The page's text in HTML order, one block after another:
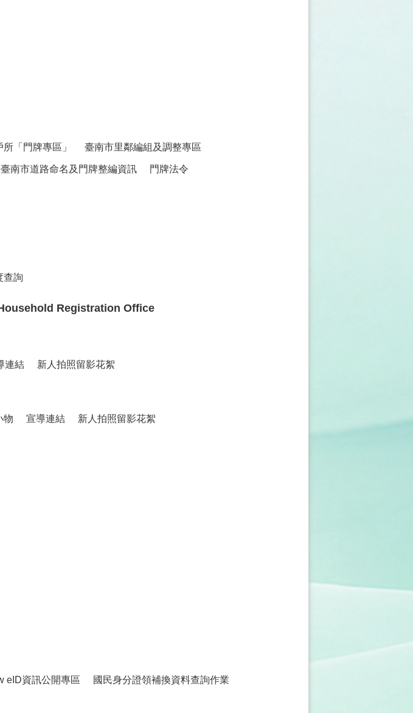
「門牌專區」 臺南市里鄰編組及調整專區
臺南市道路命名及門牌整編資訊 門牌法令
查詢
Registration Office
連結 新人拍照留影花絮
物 宣導連結 新人拍照留影花絮
eID資訊公開專區 國民身分證領補換資料查詢作業